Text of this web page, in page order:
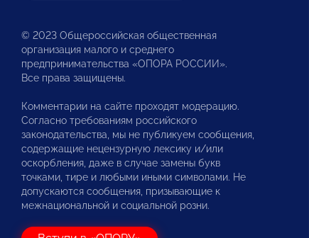
© 2023 Общероссийская общественная
организация малого и среднего
предпринимательства «ОПОРА РОССИИ».
Все права защищены.
Комментарии на сайте проходят модерацию.
Согласно требованиям российского
законодательства, мы не публикуем сообщения,
содержащие нецензурную лексику и/или
оскорбления, даже в случае замены букв
точками, тире и любыми иными символами. Не
допускаются сообщения, призывающие к
межнациональной и социальной розни.